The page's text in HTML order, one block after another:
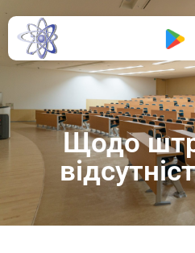
Щодо